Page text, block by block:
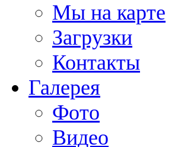
Мы на карте
Загрузки
Контакты
Галерея
Фото
Видео